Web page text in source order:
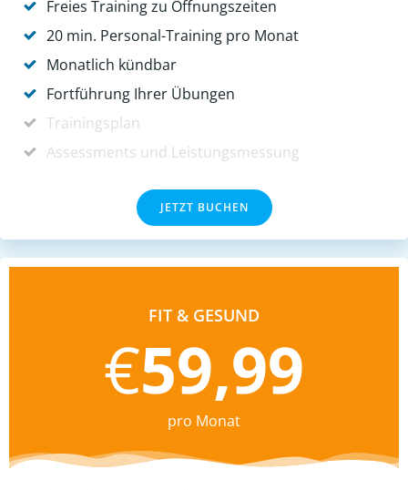
Freies Training zu Öffnungszeiten
20 min. Personal-Training pro Monat
Monatlich kündbar
Fortführung Ihrer Übungen
Trainingsplan
Assessments und Leistungsmessung
JETZT BUCHEN
FIT & GESUND
€59,99
pro Monat